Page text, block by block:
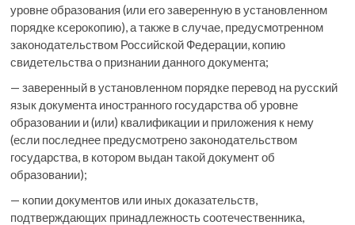
уровне образования (или его заверенную в установленном
порядке ксерокопию), а также в случае, предусмотренном
законодательством Российской Федерации, копию
свидетельства о признании данного документа;
— заверенный в установленном порядке перевод на русский
язык документа иностранного государства об уровне
образовании и (или) квалификации и приложения к нему
(если последнее предусмотрено законодательством
государства, в котором выдан такой документ об
образовании);
— копии документов или иных доказательств,
подтверждающих принадлежность соотечественника,